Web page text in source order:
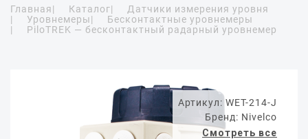
Применение приборов
Как мы работаем
Главная| Каталог|
Датчики измерения уровня
|
Уровнемеры|
Бесконтактные уровнемеры
|
PiloTREK — бесконтактный радарный уровнемер
Артикул: WET-214-J
Бренд: Nivelco
Смотреть все